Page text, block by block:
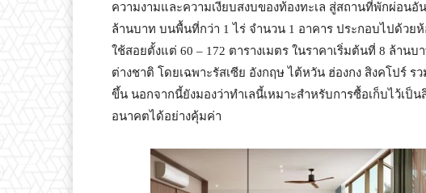
ความงามและความเงียบสงบของท้องทะเล สู่สถานที่พักผ่อนอั
ล้านบาท บนพื้นที่กว่า 1 ไร่ จำนวน 1 อาคาร ประกอบไปด้วย
ใช้สอยตั้งแต่ 60 – 172 ตารางเมตร ในราคาเริ่มต้นที่ 8 ล้าน
ต่างชาติ โดยเฉพาะรัสเซีย อังกฤษ ไต้หวัน ฮ่องกง สิงคโปร์
ขึ้น นอกจากนี้ยังมองว่าทำเลนี้เหมาะสำหรับการซื้อเก็บไว้เป็
อนาคตได้อย่างคุ้มค่า